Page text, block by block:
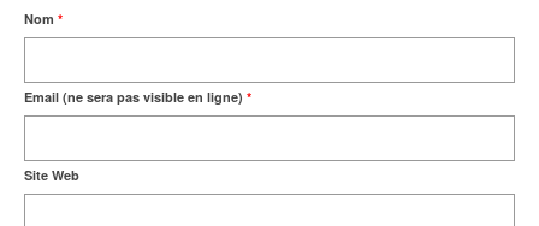
Nom *
Email (ne sera pas visible en ligne) *
Site Web